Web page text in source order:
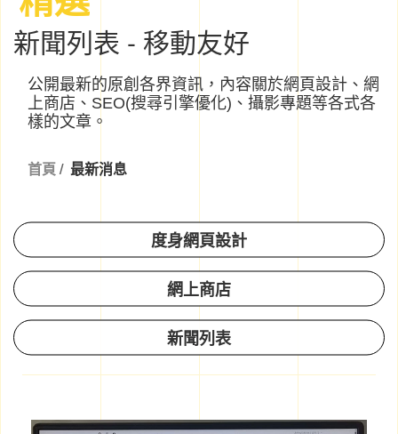
新聞列表 - 移動友好
公開最新的原創各界資訊，內容關於網頁設計、網
上商店、SEO(搜尋引擎優化)、攝影專題等各式各
樣的文章。
首頁/ 最新消息
度身網頁設計
網上商店
新聞列表